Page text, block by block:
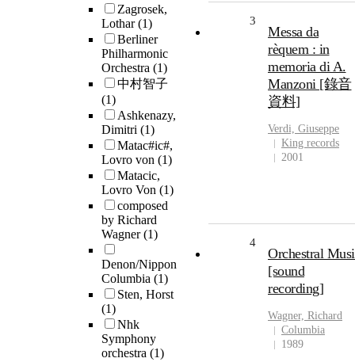
Zagrosek,
Lothar(1)
Berliner
Philharmonic
Orchestra (1)
中村智子
(1)
Ashkenazy,
Dimitri (1)
Matac#ic#,
Lovro von (1)
Matacic,
Lovro Von (1)
composed
by Richard
Wagner(1)
Denon/Nippon
Columbia (1)
Sten, Horst
(1)
Nhk
Symphony
orchestra (1)
3
Messa da
rèquem : in
memoria di A.
Manzoni [錄音
資料]
Verdi, Giuseppe
King records
2001
4
Orchestral
[sound
recording]
Wagner, Richard
Columbia
1989